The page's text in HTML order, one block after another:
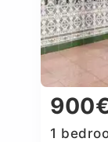
1